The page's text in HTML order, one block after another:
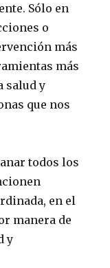
Sólo en
o
más
más
salud y
que nos
todos los
en el
manera de
y